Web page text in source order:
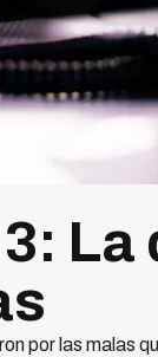
por las malas